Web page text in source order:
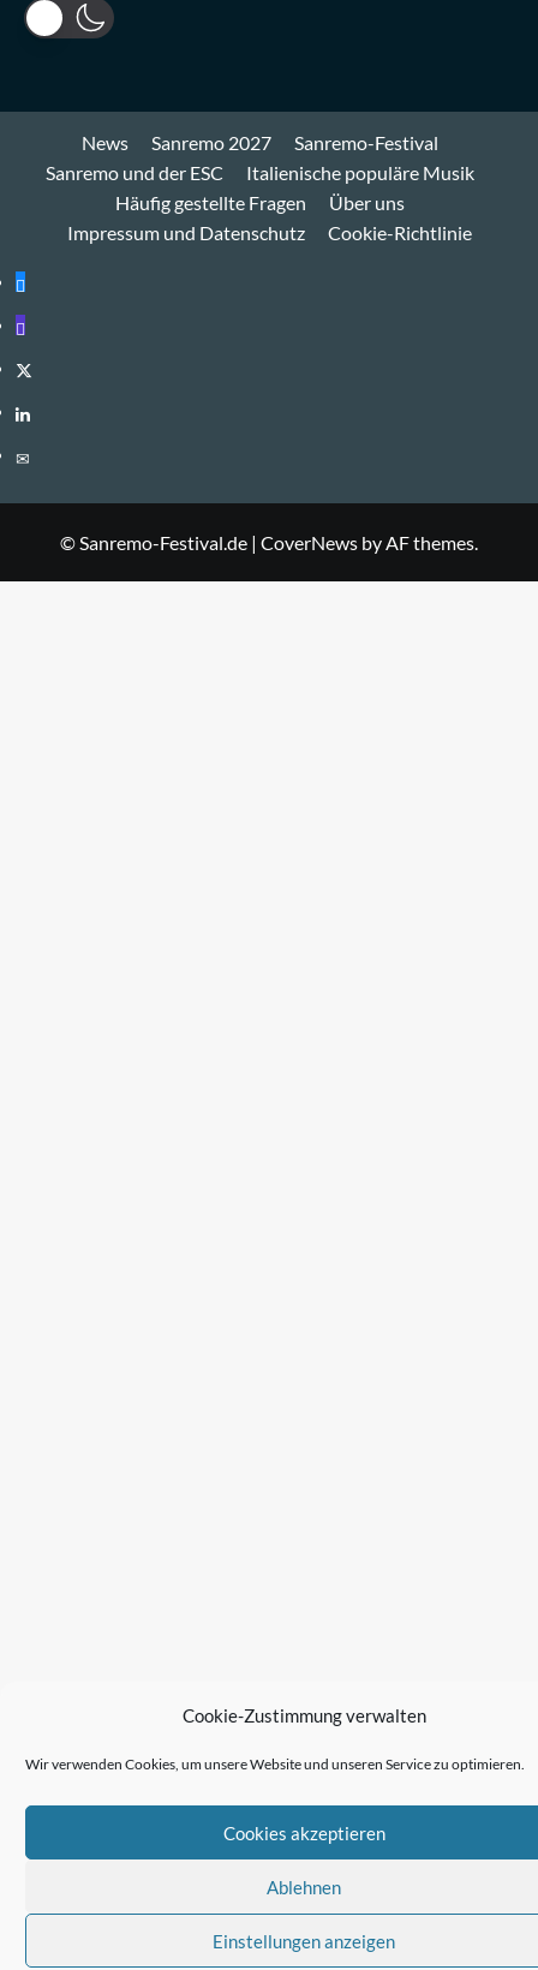
Cookie-Zustimmung verwalten
Wir verwenden Cookies, um unsere Website und unseren Service zu optimieren.
Cookies akzeptieren
Ablehnen
Einstellungen anzeigen
News Sanremo 2027
Sanremo-Festival
Sanremo und der ESC
Italienische populäre Musik
Häufig gestellte Fragen
Über uns
Impressum und Datenschutz
Cookie-Richtlinie
Bluesky
Mastodon
Twitter
LinkedIn
E-
© Sanremo-Festival.de | CoverNews by AF themes.